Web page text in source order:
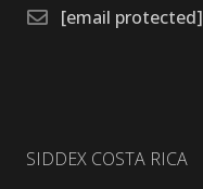
[email protected]
SIDDEX COSTA RICA